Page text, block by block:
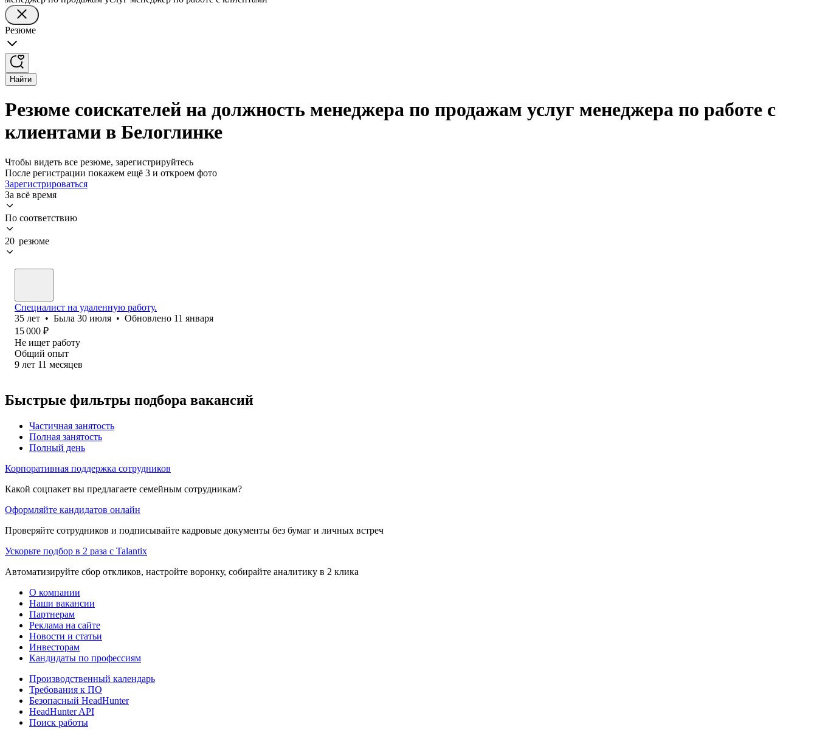
Резюме
Найти
Резюме соискателей на должность менеджера по продажам услуг менеджера по работе с
клиентами в Белоглинке
Чтобы видеть все резюме, зарегистрируйтесь
После регистрации покажем ещё 3 и откроем фото
Зарегистрироваться
За всё время
По соответствию
20 резюме
Специалист на удаленную работу.
35 лет • Была 30 июля • Обновлено 11 января
15 000 ₽
Не ищет работу
Общий опыт
9 лет 11 месяцев
Быстрые фильтры подбора вакансий
Частичная занятость
Полная занятость
Полный день
Корпоративная поддержка сотрудников
Какой соцпакет вы предлагаете семейным сотрудникам?
Оформляйте кандидатов онлайн
Проверяйте сотрудников и подписывайте кадровые документы без бумаг и личных встреч
Ускорьте подбор в 2 раза с Talantix
Автоматизируйте сбор откликов, настройте воронку, собирайте аналитику в 2 клика
О компании
Наши вакансии
Партнерам
Реклама на сайте
Новости и статьи
Инвесторам
Кандидаты по профессиям
Производственный календарь
Требования к ПО
Безопасный HeadHunter
HeadHunter API
Поиск работы